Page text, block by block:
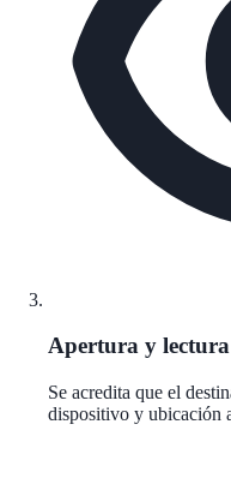
Apertura y lectura
Se acredita que el
dispositivo y ubicación